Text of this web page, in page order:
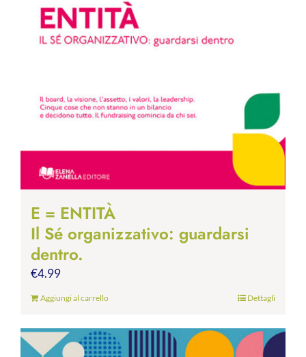
E = ENTITÀ
Il Sé organizzativo: guardarsi
dentro.
€4.99
Aggiungi al carrello Dettagli